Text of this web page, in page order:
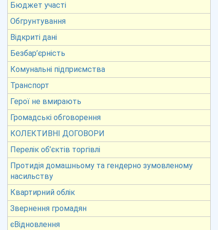
Бюджет участі
Обгрунтування
Відкриті дані
Безбар’єрність
Комунальні підприємства
Транспорт
Герої не вмирають
Громадські обговорення
КОЛЕКТИВНІ ДОГОВОРИ
Перелік об’єктів торгівлі
Протидія домашньому та гендерно зумовленому
насильству
Квартирний облік
Звернення громадян
єВідновлення